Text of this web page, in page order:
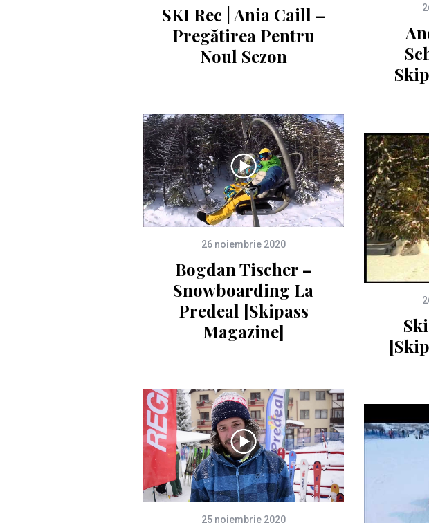
SKI Rec | Ania Caill –
Pregătirea Pentru
Noul Sezon
26 noiembrie 2020
Bogdan Tischer –
Snowboarding La
Predeal [Skipass
Magazine]
25 noiembrie 2020